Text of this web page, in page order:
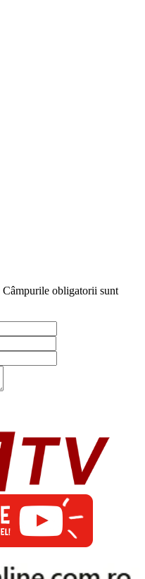
Câmpurile obligatorii sunt